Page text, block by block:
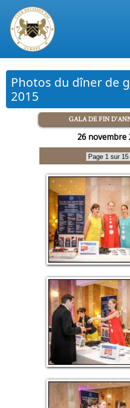
Passer au contenu principal
Photos du dîner de
2015